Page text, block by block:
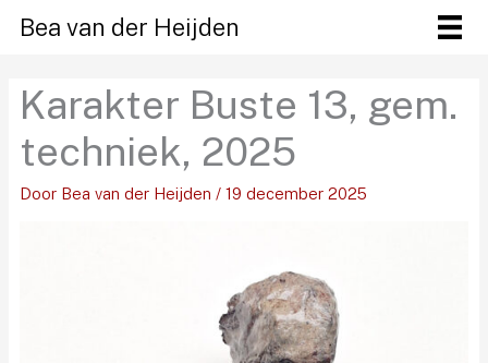
naar
inhoud
Bea van der Heijden
Karakter Buste 13, gem.
techniek, 2025
Door Bea van der Heijden / 19 december 2025